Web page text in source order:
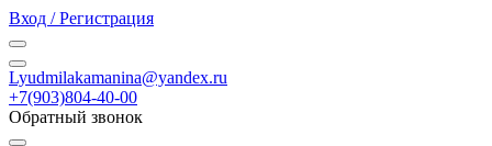
Вход / Регистрация
Lyudmilakamanina@yandex.ru
+7(903)804-40-00
Обратный звонок